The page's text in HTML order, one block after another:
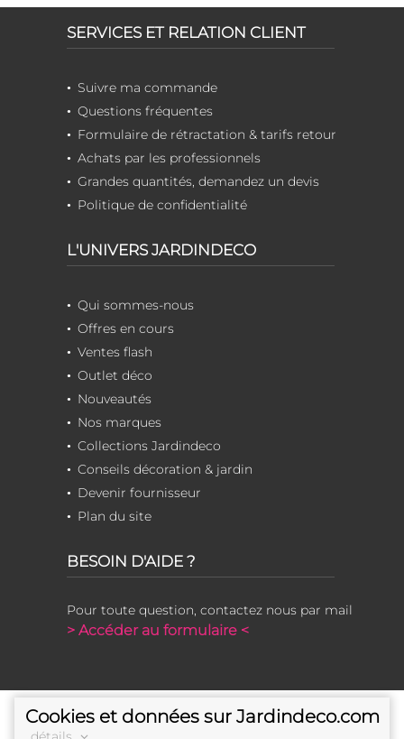
SERVICES ET RELATION CLIENT
Suivre ma commande
Questions fréquentes
Formulaire de rétractation & tarifs retour
Achats par les professionnels
Grandes quantités, demandez un devis
Politique de confidentialité
L'UNIVERS JARDINDECO
Qui sommes-nous
Offres en cours
Ventes flash
Outlet déco
Nouveautés
Nos marques
Collections Jardindeco
Conseils décoration & jardin
Devenir fournisseur
Plan du site
BESOIN D'AIDE ?
Pour toute question, contactez nous par mail
> Accéder au formulaire <
Cookies et données sur Jardindeco.com